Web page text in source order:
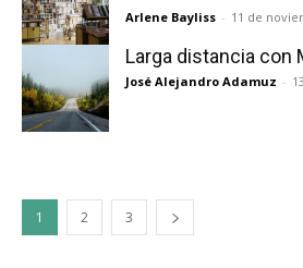
Arlene Bayliss - 11 de
Larga distancia con
José Alejandro Adamuz -
1 2 3